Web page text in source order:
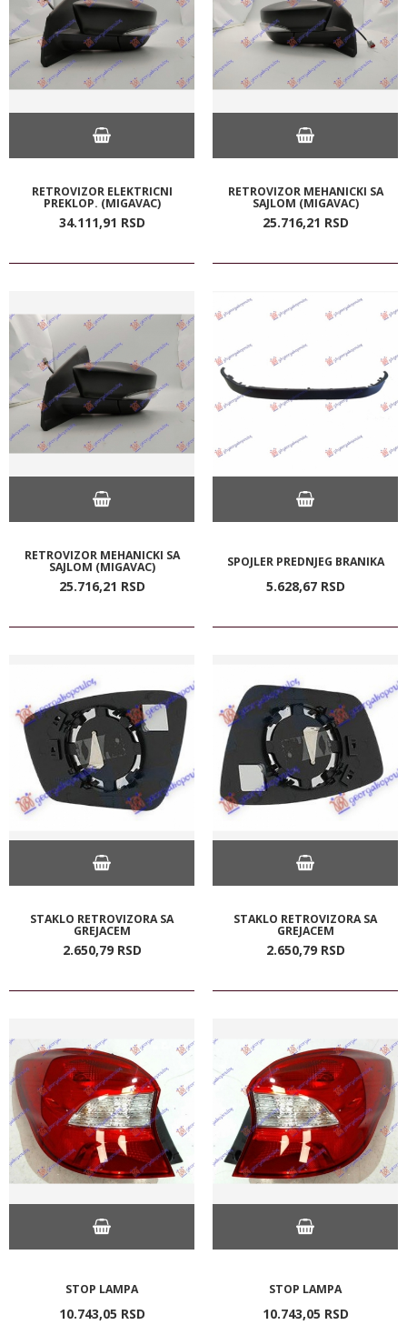
RETROVIZOR ELEKTRICNI
PREKLOP. (MIGAVAC)
34.111,91 RSD
RETROVIZOR MEHANICKI SA
SAJLOM (MIGAVAC)
25.716,21 RSD
RETROVIZOR MEHANICKI SA
SAJLOM (MIGAVAC)
25.716,21 RSD
SPOJLER PREDNJEG BRANIKA
5.628,67 RSD
STAKLO RETROVIZORA SA
GREJACEM
2.650,79 RSD
STAKLO RETROVIZORA SA
GREJACEM
2.650,79 RSD
STOP LAMPA
10.743,05 RSD
STOP LAMPA
10.743,05 RSD